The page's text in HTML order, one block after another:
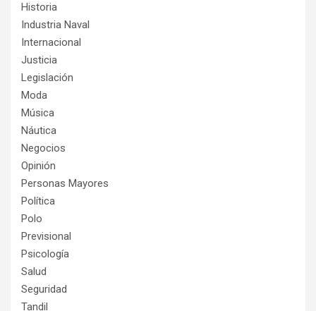
Historia
Industria Naval
Internacional
Justicia
Legislación
Moda
Música
Náutica
Negocios
Opinión
Personas Mayores
Política
Polo
Previsional
Psicología
Salud
Seguridad
Tandil